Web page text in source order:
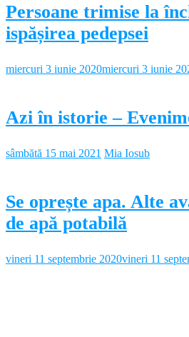
Persoane trimise la
ispășirea pedepsei
miercuri 3 iunie 2020miercuri 3 iunie
Azi în istorie –
sâmbătă 15 mai 2021 Mia Iosub
Se oprește apa. Alte
de apă potabilă
vineri 11 septembrie 2020vineri 11